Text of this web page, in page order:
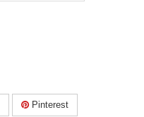
Pinterest